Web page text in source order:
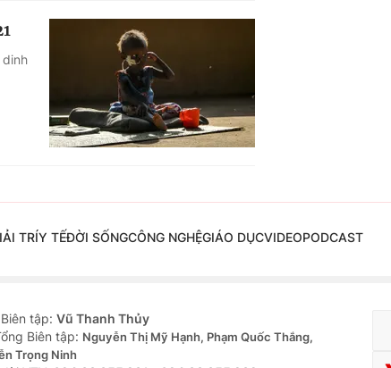
dinh
TRÍY TẾĐỜI SỐNGCÔNG NGHỆGIÁO DỤCVIDEOPODCAST
tập: Vũ Thanh Thủy
Biên tập: Nguyễn Thị Mỹ Hạnh, Phạm Quốc Thắng,
Trọng Ninh